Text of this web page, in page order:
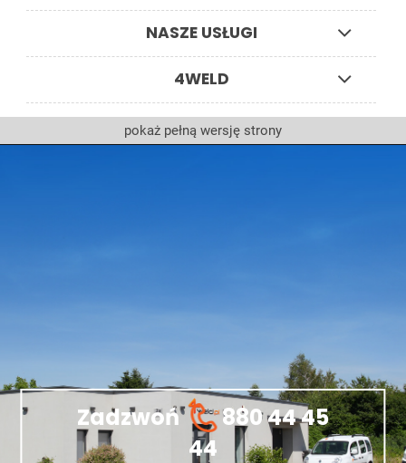
NASZE USŁUGI
4WELD
pokaż pełną wersję strony
Zadzwoń
880 44 45
44